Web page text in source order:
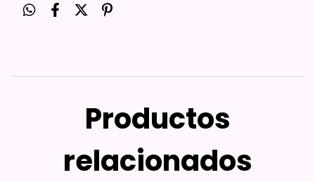
Productos
relacionados